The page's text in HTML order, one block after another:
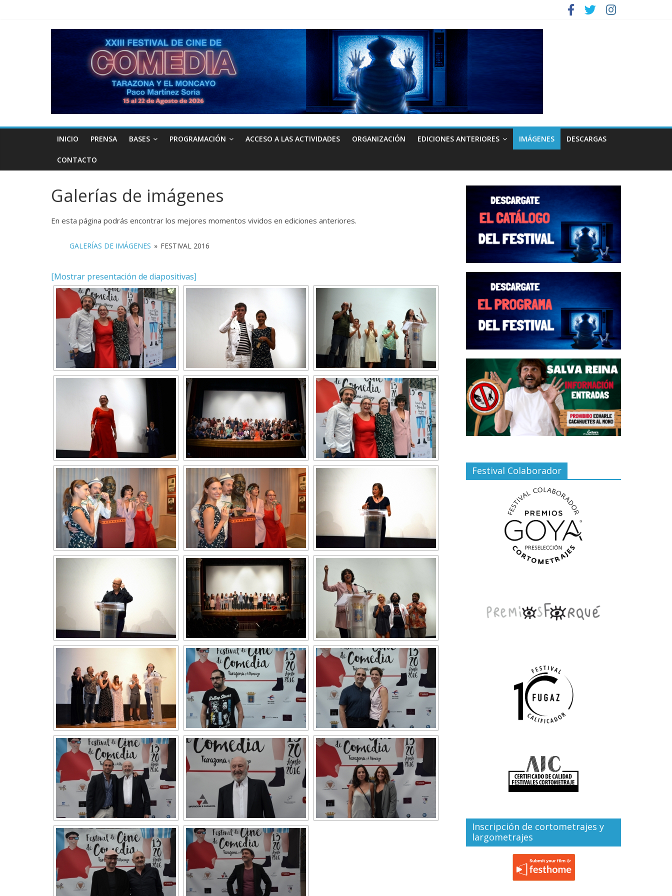
INICIO PRENSA BASES PROGRAMACIÓN ACCESO A LAS ACTIVIDADES ORGANIZACIÓN EDICIONES ANTERIORES IMÁGENES DESCARGAS
CONTACTO
Galerías de imágenes
En esta página podrás encontrar los mejores momentos vividos en ediciones anteriores.
GALERÍAS DE IMÁGENES » FESTIVAL 2016
[Mostrar presentación de diapositivas]
Festival Colaborador
Inscripción de cortometrajes y
largometrajes